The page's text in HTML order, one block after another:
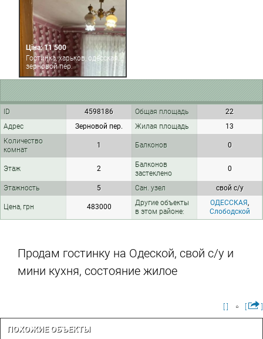
Ціна: 11 500
Гостинка, харьков, одесская,
зерновой пер.
ID 4598186 Общая площадь
22
Адрес
Зерновой пер. Жилая площадь
13
Количество
комнат
1 Балконов 0
Этаж 2
Балконов
застеклено
0
Этажность 5 Сан. узел свой с/у
Цена, грн 483000
Другие объекты
в этом районе:
ОДЕССКАЯ,
Слободской
Продам гостинку на Одеской, свой с/у и
мини кухня, состояние жилое
ПОХОЖИЕ ОБЪЕКТЫ